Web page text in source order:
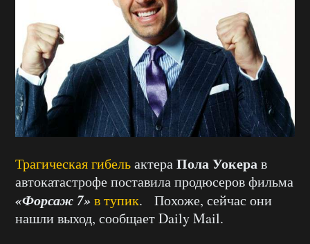
Трагическая гибельактераПола Уокерав
автокатастрофе поставила продюсеров фильма
«Форсаж 7»в тупик. Похоже, сейчас они
нашли выход, сообщает Daily Mail.